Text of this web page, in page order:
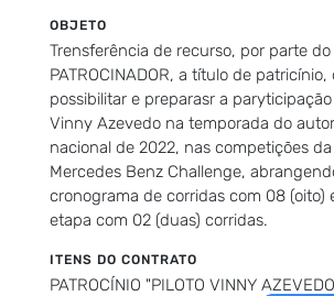
OBJETO
Trensferência de recurso, por parte do
PATROCINADOR, a título de
possibilitar e preparasr a
Vinny Azevedo na temporada do
nacional de 2022, nas competições
Mercedes Benz Challenge,
cronograma de corridas com 08 (oito)
etapa com 02 (duas) corridas.
ITENS DO CONTRATO
PATROCÍNIO "PILOTO VINNY